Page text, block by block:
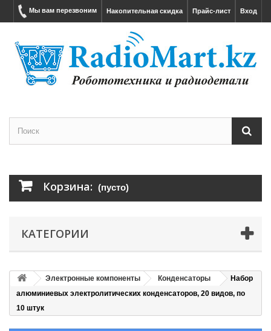
Вход
Прайс-лист
Накопительная скидка
Мы вам перезвоним
Корзина: (пусто)
КАТЕГОРИИ
Электронные компоненты Конденсаторы
Набор
алюминиевых электролитических конденсаторов, 20 видов, по
10 штук